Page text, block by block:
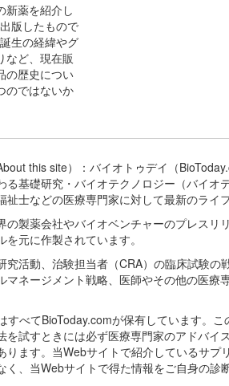
新薬を紹介し
版したもので
生の経緯やグ
など、現在販
の歴史につい
のではないか
this site）：バイオトゥデイ（
る基礎研究・バイオテクノロジー（バイ
祉士などの医療専門家に対して最新のライ
の製薬会社やバイオベンチャーのプレス
元に作製されています。
究活動、治験担当者（CRA）の臨床試験
マネージメント戦略、医師やその他の医
すべてBioToday.comが保有しています。
を試すときには必ず医療専門家のアドバ
ります。当Webサイトで紹介しているサ
く、当Webサイトで得た情報をご自身の